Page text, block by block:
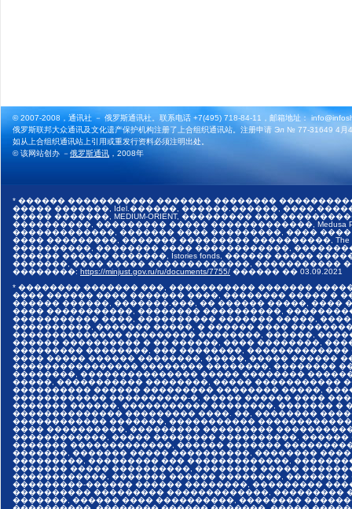
© 2007-2008，通讯社 － 俄罗斯通讯社。联系电话 +7(495) 718-84-11，邮箱地址：
俄罗斯联邦大众通讯及文化遗产保护机构注册了上合组织通讯站。注册申请 Эл № 77-31649 4月
如从上合组织通讯站上引用或重发行资料必须注明出处。
© 该网站创办 －俄罗斯通讯 ，2008年
* ������ ����������� ������� ��������
����� �������, Idel.������, ������.������,
����� �������, MEDIUM-ORIENT, ��������� ���
����������, ��������� ����� �������������, Medusa
�������������, ������� ���� ���������, ����
���� ���������, ������� ��������� ����������,
����������, �������� ���� ������������,
������ ������ �������, Istories fonds, ������ �����
�������, ���� ����� �������������, �����������
��������: https://minjust.gov.ru/ru/documents/7755/ ������ �� 03.09.2021
* �������� ������� ���, ����������� �������
���� ������ ���� ������� ����, �������� ����� �
������ ������, �������.���, �� ������ �����,
���� �����������, �������� ����������,
����������� ����, ���������� ������� �����,
����������, ������� �����, � ������ ����
�������������� ��������� ��������, ������,
������ ���������� � �� ������, ���� ��������,
��������� ��������, ��� ��������,
���� ����� ������ ��������, �����, ����� ������
���������������� �������� ��������, ��������
��������, ��������������� ����� ��������
�����, ����������� ��������, ����� �����������
���������� ������ ��������� �������� �����,
������������ ����������-�, ����� ������ ����
������� ������, ����������� ��������, �������
�������������� ��������� ����. ��, ��������
������������ �������, �����������
���� ����������, ��������� ���������
������������, ����� �������� ����������,
������� �������������, ������ �������
�������, ������� ����� ����������, ��������
���������, ��������� ��� �������������,
������� ����� ����������, �������� �����
������������, ������� ������ ��������,
���������-������ ������ ��������, ���������
���������� ��������� �������������, ���������
�������, ������ ���� ����������, ��������